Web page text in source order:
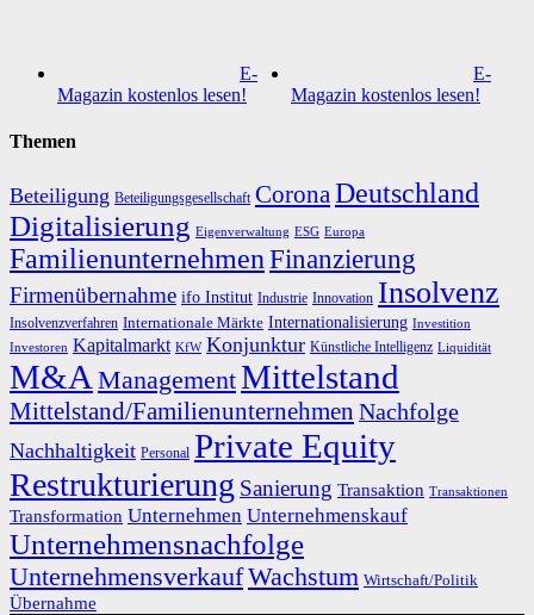
E-
Magazin kostenlos lesen!
E-
Magazin kostenlos lesen!
Themen
Beteiligung Beteiligungsgesellschaft CoronaDeutschland
Digitalisierung Eigenverwaltung ESG Europa
FamilienunternehmenFinanzierung
Firmenübernahme ifo Institut Industrie Innovation Insolvenz
Insolvenzverfahren Internationale Märkte Internationalisierung Investition
Investoren Kapitalmarkt KfW Konjunktur Künstliche Intelligenz Liquidität
M&A ManagementMittelstand
Mittelstand/Familienunternehmen Nachfolge
Nachhaltigkeit Personal Private Equity
Restrukturierung Sanierung Transaktion Transaktionen
Transformation Unternehmen Unternehmenskauf
Unternehmensnachfolge
UnternehmensverkaufWachstum Wirtschaft/Politik
Übernahme